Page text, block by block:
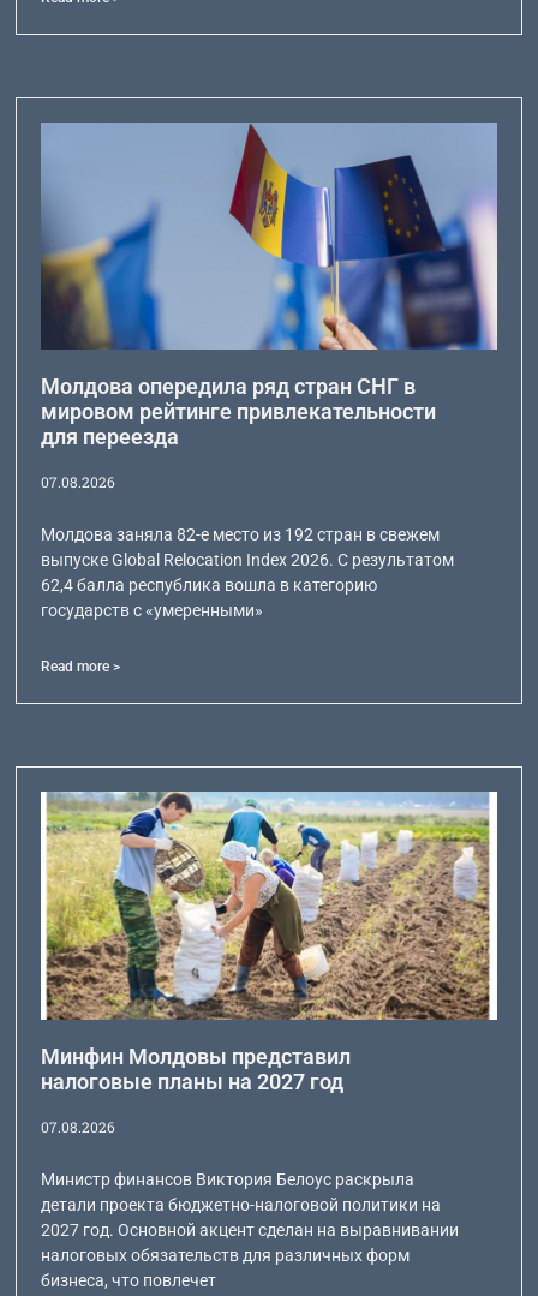
Молдова опередила ряд стран СНГ в
мировом рейтинге привлекательности
для переезда
07.08.2026
Молдова заняла 82-е место из 192 стран в свежем
выпуске Global Relocation Index 2026. С результатом
62,4 балла республика вошла в категорию
государств с «умеренными»
Read more >
Минфин Молдовы представил
налоговые планы на 2027 год
07.08.2026
Министр финансов Виктория Белоус раскрыла
детали проекта бюджетно-налоговой политики на
2027 год. Основной акцент сделан на выравнивании
налоговых обязательств для различных форм
бизнеса, что повлечет